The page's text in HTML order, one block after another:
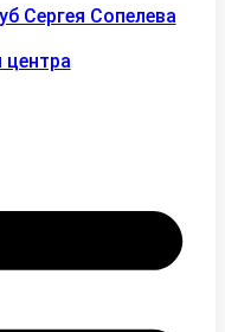
Сергея Сопелева
центра